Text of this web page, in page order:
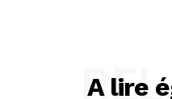
A lire